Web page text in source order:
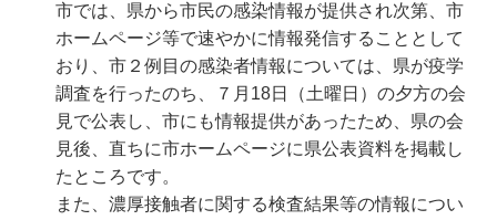
市では、県から市民の感染情報が提供され次第、市
ホームページ等で速やかに情報発信することとして
おり、市２例目の感染者情報については、県が疫学
調査を行ったのち、７月18日（土曜日）の夕方の会
見で公表し、市にも情報提供があったため、県の会
見後、直ちに市ホームページに県公表資料を掲載し
たところです。
また、濃厚接触者に関する検査結果等の情報につい